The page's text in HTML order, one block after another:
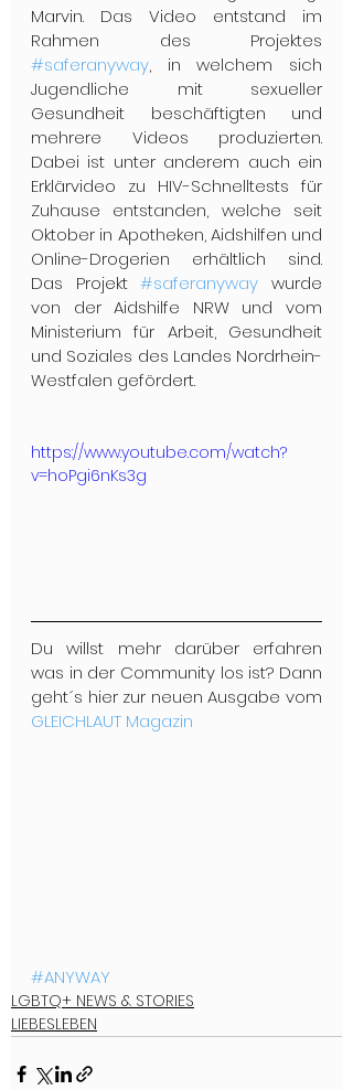
Marvin. Das Video entstand im
#saferanyway, in welchem sich
Jugendliche mit sexueller
Gesundheit beschäftigten und
mehrere Videos produzierten.
Dabei ist unter anderem auch ein
Erklärvideo zu HIV-Schnelltests für
Zuhause entstanden, welche seit
Oktober in Apotheken, Aidshilfen und
Online-Drogerien erhältlich sind.
Das Projekt #saferanyway wurde
von der Aidshilfe NRW und vom
Ministerium für Arbeit, Gesundheit
und Soziales des Landes Nordrhein-
Westfalen gefördert.
https://www.youtube.com/watch?
v=hoPgi6nKs3g
Du willst mehr darüber erfahren
was in der Community los ist? Dann
GLEICHLAUT Magazin
#ANYWAY
LGBTQ+ NEWS & STORIES
LIEBESLEBEN